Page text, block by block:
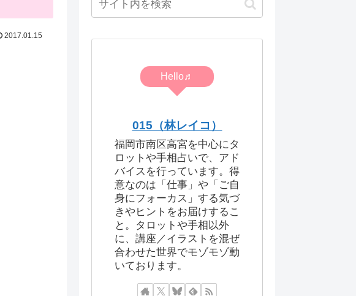
2017.01.15
Hello♬
015（林レイコ）
福岡市南区高宮を中心にタ
ロットや手相占いで、アド
バイスを行っています。得
意なのは「仕事」や「ご自
身にフォーカス」する気づ
きやヒントをお届けするこ
と。タロットや手相以外
に、講座／イラストを混ぜ
合わせた世界でモゾモゾ動
いております。